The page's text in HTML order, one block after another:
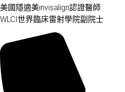
美國隱適美invisalign認證醫師
WLCI世界臨床雷射學院副院士